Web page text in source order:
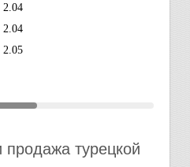
2.04
2.04
2.05
турецкой